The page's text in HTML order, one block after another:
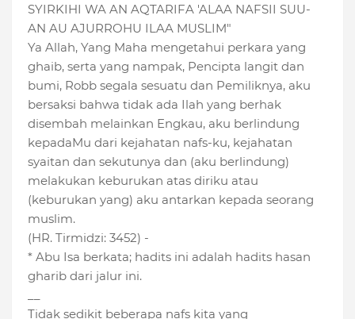
SYIRKIHI WA AN AQTARIFA 'ALAA NAFSII SUU-
AN AU AJURROHU ILAA MUSLIM"
Ya Allah, Yang Maha mengetahui perkara yang
ghaib, serta yang nampak, Pencipta langit dan
bumi, Robb segala sesuatu dan Pemiliknya, aku
bersaksi bahwa tidak ada Ilah yang berhak
disembah melainkan Engkau, aku berlindung
kepadaMu dari kejahatan nafs-ku, kejahatan
syaitan dan sekutunya dan (aku berlindung)
melakukan keburukan atas diriku atau
(keburukan yang) aku antarkan kepada seorang
muslim.
(HR. Tirmidzi: 3452) -
* Abu Isa berkata; hadits ini adalah hadits hasan
gharib dari jalur ini.
Tidak sedikit beberapa nafs kita yang